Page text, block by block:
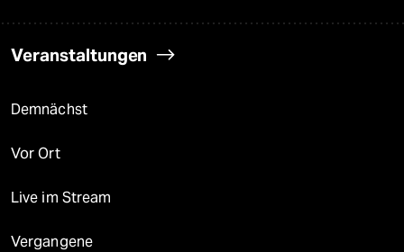
Veranstaltungen
Demnächst
Vor Ort
Live im Stream
Vergangene